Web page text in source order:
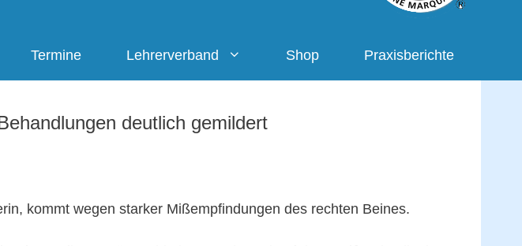
Termine Lehrerverband Shop Praxisberichte
deutlich gemildert
kommt wegen starker Mißempfindungen des rechten Beines.